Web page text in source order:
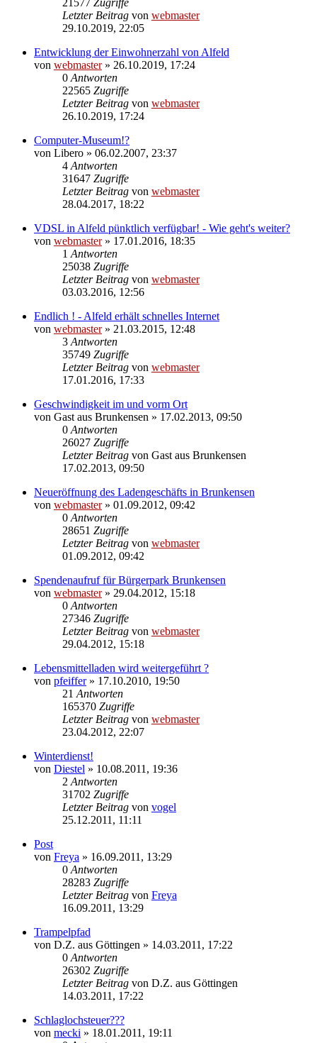
21577 Zugriffe
Letzter Beitrag von webmaster
29.10.2019, 22:05
Entwicklung der Einwohnerzahl von Alfeld
von webmaster» 26.10.2019, 17:24
0 Antworten
22565 Zugriffe
Letzter Beitrag von webmaster
26.10.2019, 17:24
Computer-Museum!?
von Libero » 06.02.2007, 23:37
4 Antworten
31647 Zugriffe
Letzter Beitrag von webmaster
28.04.2017, 18:22
VDSL in Alfeld pünktlich verfügbar! - Wie geht's weiter?
von webmaster» 17.01.2016, 18:35
1 Antworten
25038 Zugriffe
Letzter Beitrag von webmaster
03.03.2016, 12:56
Endlich ! - Alfeld erhält schnelles Internet
von webmaster» 21.03.2015, 12:48
3 Antworten
35749 Zugriffe
Letzter Beitrag von webmaster
17.01.2016, 17:33
Geschwindigkeit im und vorm Ort
von Gast aus Brunkensen » 17.02.2013, 09:50
0 Antworten
26027 Zugriffe
Letzter Beitrag von Gast aus Brunkensen
17.02.2013, 09:50
Neueröffnung des Ladengeschäfts in Brunkensen
von webmaster» 01.09.2012, 09:42
0 Antworten
28651 Zugriffe
Letzter Beitrag von webmaster
01.09.2012, 09:42
Spendenaufruf für Bürgerpark Brunkensen
von webmaster» 29.04.2012, 15:18
0 Antworten
27346 Zugriffe
Letzter Beitrag von webmaster
29.04.2012, 15:18
Lebensmittelladen wird weitergeführt ?
von pfeiffer» 17.10.2010, 19:50
21 Antworten
165370 Zugriffe
Letzter Beitrag von webmaster
23.04.2012, 22:07
Winterdienst!
von Diestel » 10.08.2011, 19:36
2 Antworten
31702 Zugriffe
Letzter Beitrag von vogel
25.12.2011, 11:11
Post
von Freya » 16.09.2011, 13:29
0 Antworten
28283 Zugriffe
Letzter Beitrag von Freya
16.09.2011, 13:29
Trampelpfad
von D.Z. aus Göttingen » 14.03.2011, 17:22
0 Antworten
26302 Zugriffe
Letzter Beitrag von D.Z. aus Göttingen
14.03.2011, 17:22
Schlaglochsteuer???
von mecki » 18.01.2011, 19:11